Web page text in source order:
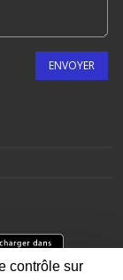
ENVOYER
contrôle sur